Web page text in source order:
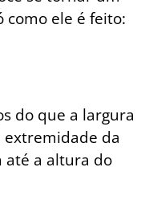
como ele é feito:
do que a largura
da
até a altura do